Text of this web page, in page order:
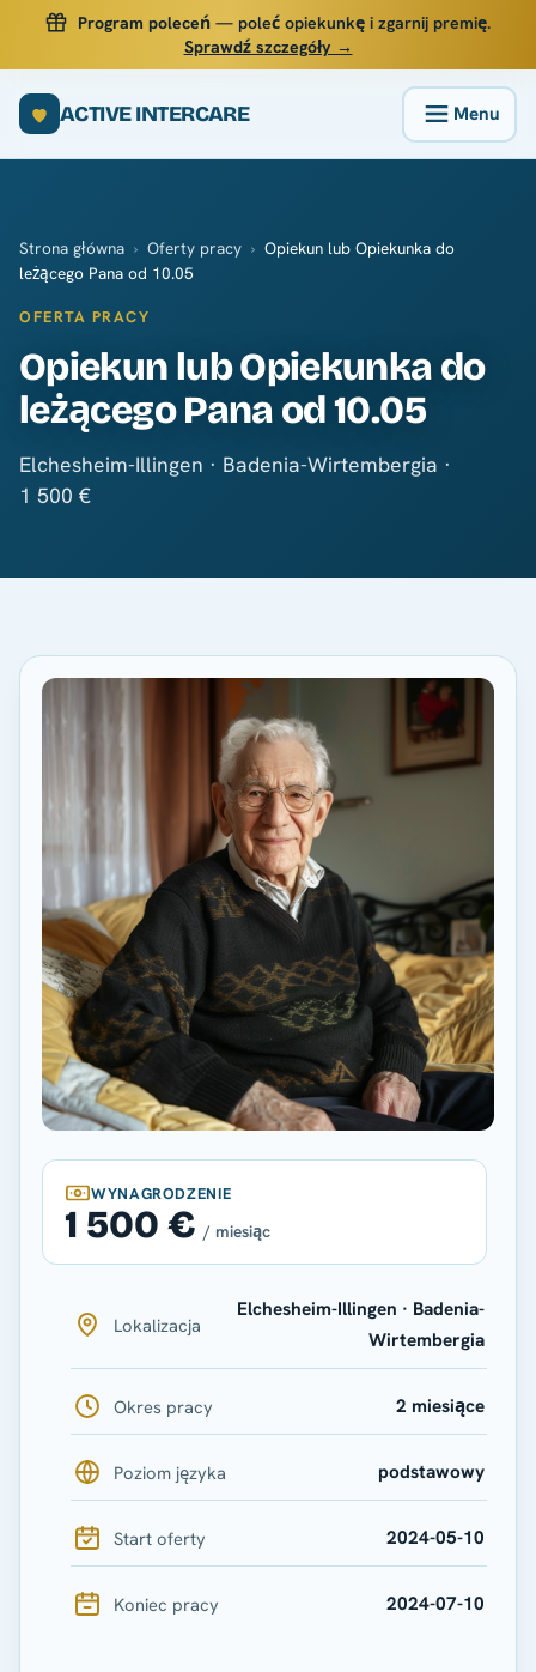
Program poleceń — poleć opiekunkę i zgarnij premię.
Sprawdź szczegóły →
ACTIVE INTERCARE
Strona główna › Oferty pracy › Opiekun lub Opiekunka do
leżącego Pana od 10.05
OFERTA PRACY
Opiekun lub Opiekunka do
leżącego Pana od 10.05
Elchesheim-Illingen · Badenia-Wirtembergia ·
1 500 €
WYNAGRODZENIE
1 500 € / miesiąc
Lokalizacja
Elchesheim-Illingen · Badenia-
Wirtembergia
Okres pracy 2 miesiące
Poziom języka podstawowy
Start oferty 2024-05-10
Koniec pracy 2024-07-10